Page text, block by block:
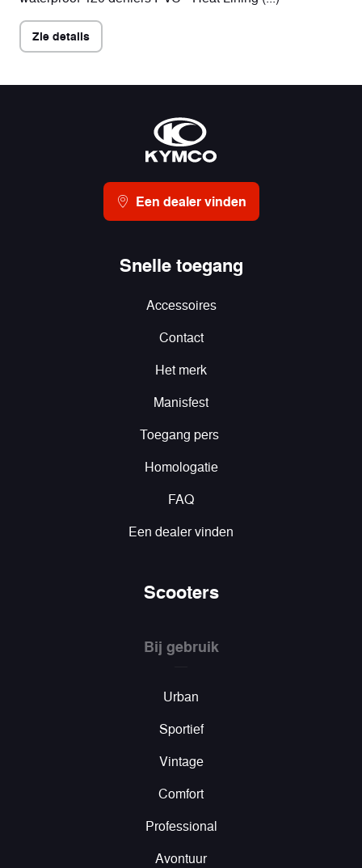
Zie details
Een dealer vinden
Snelle toegang
Accessoires
Contact
Het merk
Manisfest
Toegang pers
Homologatie
FAQ
Een dealer vinden
Scooters
Bij gebruik
Urban
Sportief
Vintage
Comfort
Professional
Avontuur